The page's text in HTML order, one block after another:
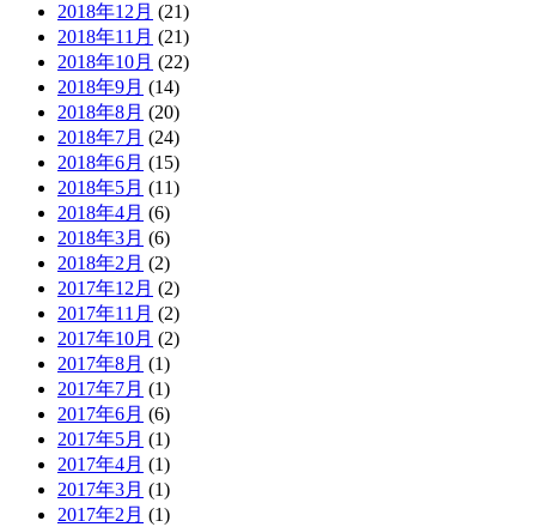
2018年12月 (21)
2018年11月 (21)
2018年10月 (22)
2018年9月 (14)
2018年8月 (20)
2018年7月 (24)
2018年6月 (15)
2018年5月 (11)
2018年4月 (6)
2018年3月 (6)
2018年2月 (2)
2017年12月 (2)
2017年11月 (2)
2017年10月 (2)
2017年8月 (1)
2017年7月 (1)
2017年6月 (6)
2017年5月 (1)
2017年4月 (1)
2017年3月 (1)
2017年2月 (1)